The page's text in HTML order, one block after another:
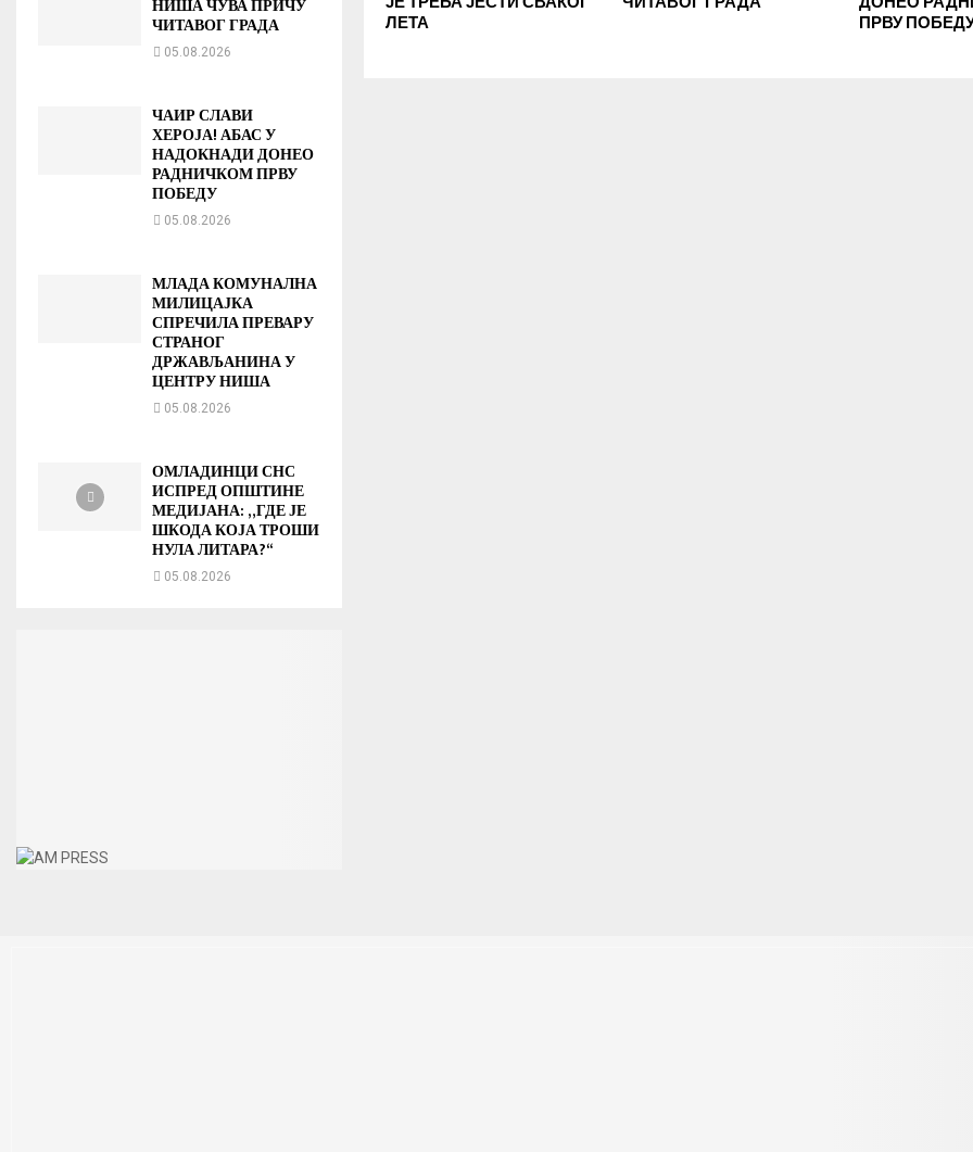
ЛЕТА ПРВУ
НИША ЧУВА ПРИЧУ
ЧИТАВОГ ГРАДА
05.08.2026
ЧАИР СЛАВИ
ХЕРОЈА! АБАС У
НАДОКНАДИ ДОНЕО
РАДНИЧКОМ ПРВУ
ПОБЕДУ
05.08.2026
МЛАДА КОМУНАЛНА
МИЛИЦАЈКА
СПРЕЧИЛА ПРЕВАРУ
СТРАНОГ
ДРЖАВЉАНИНА У
ЦЕНТРУ НИША
05.08.2026
ОМЛАДИНЦИ СНС
ИСПРЕД ОПШТИНЕ
МЕДИЈАНА: „ГДЕ ЈЕ
ШКОДА КОЈА ТРОШИ
НУЛА ЛИТАРА?“
05.08.2026